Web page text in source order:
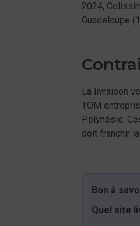
2024,
Guadeloupe
La livraison
TOM
Polynésie.
doit franchir
Bon à
​Quel site